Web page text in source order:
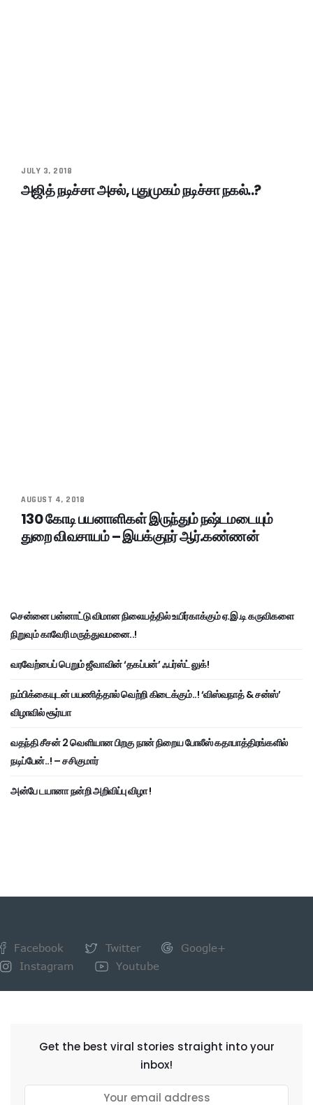
JULY 3, 2018
அஜித் நடிச்சா அசல், புதுமுகம் நடிச்சா நகல்..?
AUGUST 4, 2018
130 கோடி பயனாளிகள் இருந்தும் நஷ்டமடையும்
துறை விவசாயம் – இயக்குநர் ஆர்.கண்ணன்
சென்னை பன்னாட்டு விமான நிலையத்தில் உயிர்காக்கும் ஏ.இ.டி கருவிகளை
நிறுவும் காவேரி மருத்துவமனை..!
வரவேற்பைப் பெறும் ஜீவாவின் ‘தகப்பன்’ ஃபர்ஸ்ட் லுக்!
நம்பிக்கையுடன் பயணித்தால் வெற்றி கிடைக்கும்..! ‘விஸ்வநாத் & சன்ஸ்’
விழாவில் சூர்யா
வதந்தி சீசன் 2 வெளியான பிறகு நான் நிறைய போலீஸ் கதாபாத்திரங்களில்
நடிப்பேன்..! – சசிகுமார்
அன்பே டயானா நன்றி அறிவிப்பு விழா !
Facebook Twitter
Google+
Instagram
Youtube
Get the best viral stories straight into your
inbox!